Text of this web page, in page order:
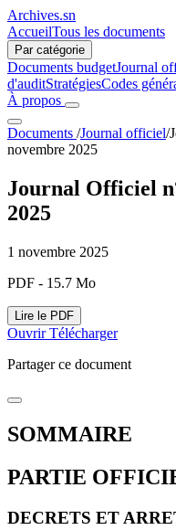
Archives.sn
AccueilTous les documents
Par catégorie
Documents budgetJournal
d'auditStratégiesCodes
À propos
Documents /Journal officiel/
novembre 2025
Journal Officiel
2025
1 novembre 2025
PDF - 15.7 Mo
Lire le PDF
OuvrirTélécharger
Partager ce document
SOMMAIRE
PARTIE
DECRETS ET